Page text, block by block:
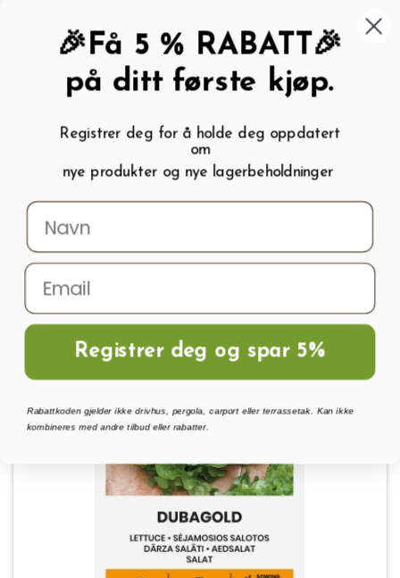
My wishlist ( 0
Menu Søk Logg inn Handlevogn
Hjem
🎉Få 5 % RABATT🎉
på ditt første kjøp.
Registrer deg for å holde deg oppdatert
om
nye produkter og nye lagerbeholdninger
Registrer deg og spar 5%
Rabattkoden gjelder ikke drivhus, pergola, carport eller terrassetak. Kan ikke
kombineres med andre tilbud eller rabatter.